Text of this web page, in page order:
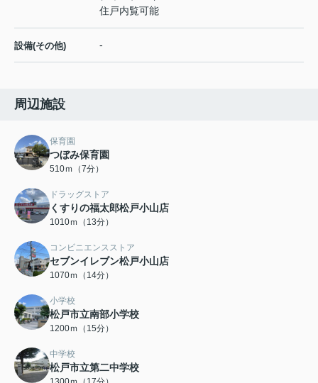
住戸内覧可能
設備(その他) -
周辺施設
保育園
つぼみ保育園
510ｍ（7分）
ドラッグストア
くすりの福太郎松戸小山店
1010ｍ（13分）
コンビニエンスストア
セブンイレブン松戸小山店
1070ｍ（14分）
小学校
松戸市立南部小学校
1200ｍ（15分）
中学校
松戸市立第二中学校